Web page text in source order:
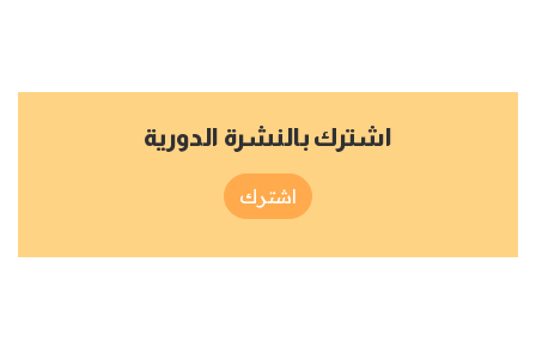
اشترك بالنشرة الدورية
اشترك